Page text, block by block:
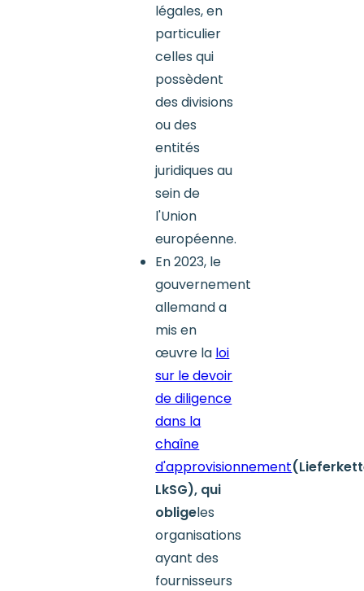
légales, en
particulier
celles qui
possèdent
des divisions
ou des
entités
juridiques au
sein de
l'Union
européenne.
En 2023, le
gouvernement
allemand a
mis en
œuvre la loi
sur le devoir
de diligence
dans la
chaîne
d'approvisionnement
LkSG), qui
obligeles
organisations
ayant des
fournisseurs